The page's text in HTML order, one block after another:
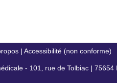
| Accessibilité (non conforme)
- 101, rue de Tolbiac | 75654